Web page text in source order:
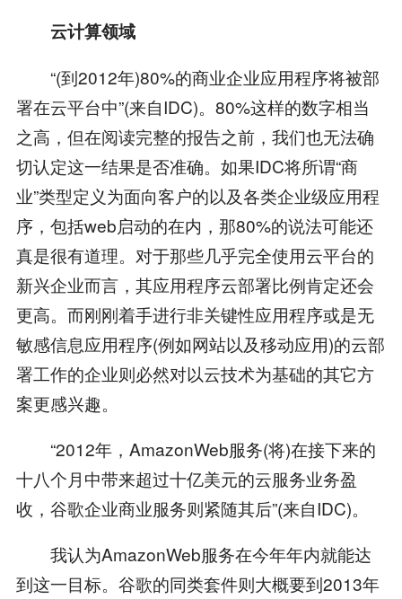
云计算领域
“(到2012年)80%的商业企业应用程序将被部
署在云平台中”(来自IDC)。80%这样的数字相当
之高，但在阅读完整的报告之前，我们也无法确
切认定这一结果是否准确。如果IDC将所谓“商
业”类型定义为面向客户的以及各类企业级应用程
序，包括web启动的在内，那80%的说法可能还
真是很有道理。对于那些几乎完全使用云平台的
新兴企业而言，其应用程序云部署比例肯定还会
更高。而刚刚着手进行非关键性应用程序或是无
敏感信息应用程序(例如网站以及移动应用)的云部
署工作的企业则必然对以云技术为基础的其它方
案更感兴趣。
“2012年，AmazonWeb服务(将)在接下来的
十八个月中带来超过十亿美元的云服务业务盈
收，谷歌企业商业服务则紧随其后”(来自IDC)。
我认为AmazonWeb服务在今年年内就能达
到这一目标。谷歌的同类套件则大概要到2013年